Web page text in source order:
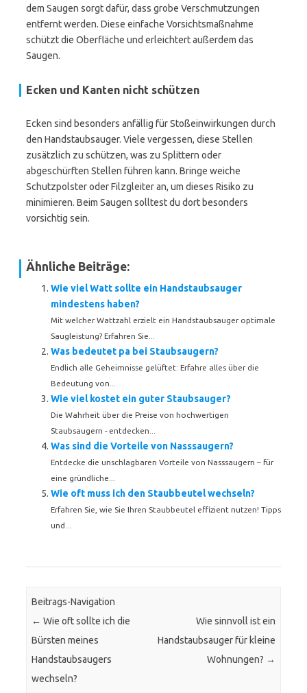
dem Saugen sorgt dafür, dass grobe Verschmutzungen
entfernt werden. Diese einfache Vorsichtsmaßnahme
schützt die Oberfläche und erleichtert außerdem das
Saugen.
Ecken und Kanten nicht schützen
Ecken sind besonders anfällig für Stoßeinwirkungen durch
den Handstaubsauger. Viele vergessen, diese Stellen
zusätzlich zu schützen, was zu Splittern oder
abgeschürften Stellen führen kann. Bringe weiche
Schutzpolster oder Filzgleiter an, um dieses Risiko zu
minimieren. Beim Saugen solltest du dort besonders
vorsichtig sein.
Ähnliche Beiträge:
Wie viel Watt sollte ein Handstaubsauger
mindestens haben?
Mit welcher Wattzahl erzielt ein Handstaubsauger optimale
Saugleistung? Erfahren Sie...
Was bedeutet pa bei Staubsaugern?
Endlich alle Geheimnisse gelüftet: Erfahre alles über die
Bedeutung von...
Wie viel kostet ein guter Staubsauger?
Die Wahrheit über die Preise von hochwertigen
Staubsaugern - entdecken...
Was sind die Vorteile von Nasssaugern?
Entdecke die unschlagbaren Vorteile von Nasssaugern – für
eine gründliche...
Wie oft muss ich den Staubbeutel wechseln?
Erfahren Sie, wie Sie Ihren Staubbeutel effizient nutzen! Tipps
und...
Beitrags-Navigation
← Wie oft sollte ich die
Bürsten meines
Handstaubsaugers
wechseln?
Wie sinnvoll ist ein
Handstaubsauger für kleine
Wohnungen? →